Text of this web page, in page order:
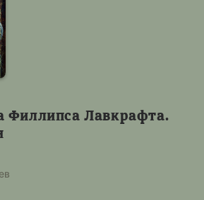
Филлипса Лавкрафта.